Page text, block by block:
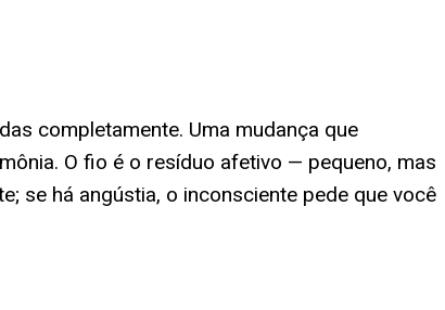
completamente. Uma mudança que
O fio é o resíduo afetivo — pequeno, mas
se há angústia, o inconsciente pede que você